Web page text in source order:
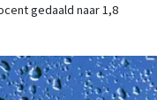
gedaald naar 1,8